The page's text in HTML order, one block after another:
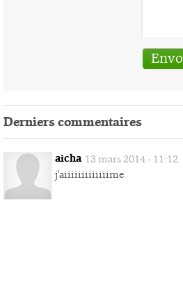
Derniers commentaires
aicha 13 mars 2014 - 11:12
j'aiiiiiiiiiiiiime